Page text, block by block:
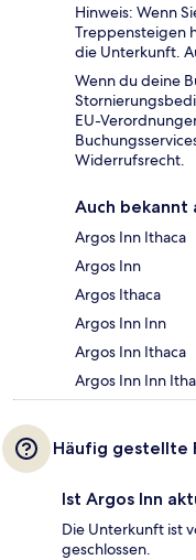
Hinweis: Wenn
Treppensteigen
die Unterkunft.
Wenn du deine
EU-
Widerrufsrecht.
Auch bekannt
Argos Inn Ithaca
Argos Inn
Argos Ithaca
Argos Inn Inn
Argos Inn Ithaca
Argos Inn Inn
Häufig gestellte
Ist Argos Inn
Die Unterkunft ist
geschlossen.